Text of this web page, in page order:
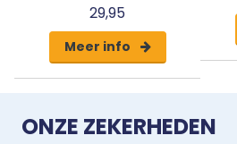
29,95
Meer info
ONZE ZEKERHEDEN